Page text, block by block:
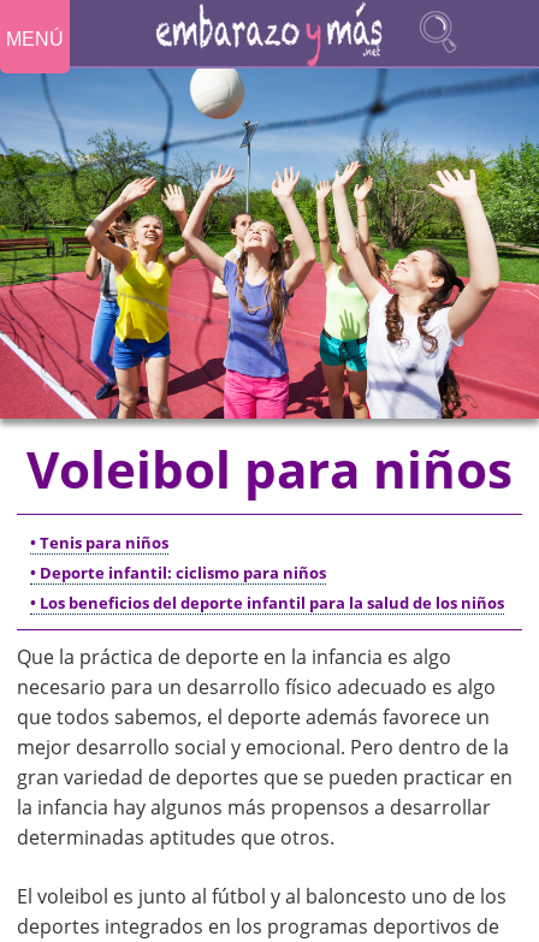
MENÚ
Voleibol para niños
• Tenis para niños
• Deporte infantil: ciclismo para niños
• Los beneficios del deporte infantil para la salud de los niños
Que la práctica de deporte en la infancia es algo
necesario para un desarrollo físico adecuado es algo
que todos sabemos, el deporte además favorece un
mejor desarrollo social y emocional. Pero dentro de la
gran variedad de deportes que se pueden practicar en
la infancia hay algunos más propensos a desarrollar
determinadas aptitudes que otros.
El voleibol es junto al fútbol y al baloncesto uno de los
deportes integrados en los programas deportivos de